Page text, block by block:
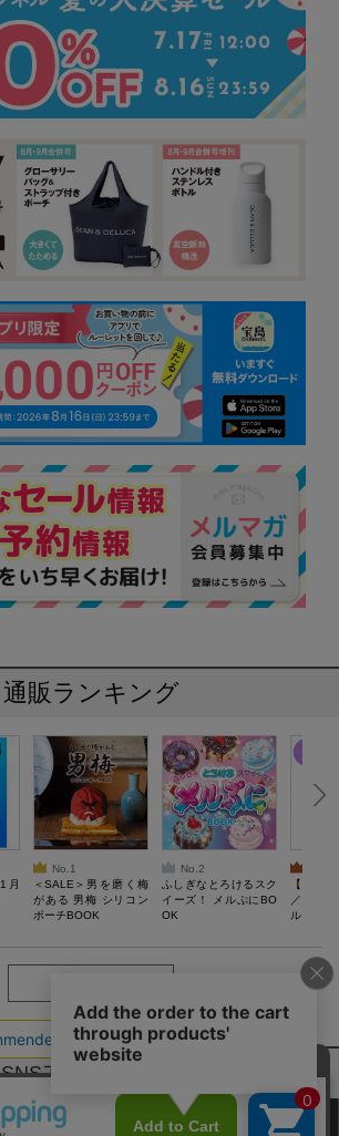
通販ランキング
月
No.1
＜SALE＞男を磨く梅
がある 男梅 シリコン
ポーチBOOK
No.2
ふしぎなとろけるスク
イーズ！ メルぷにBO
OK
【
／Lサ
ル）【
労回復ウ
ーネッ
ツ
SNSアカウントー覧
公式通販ご利用ガイド